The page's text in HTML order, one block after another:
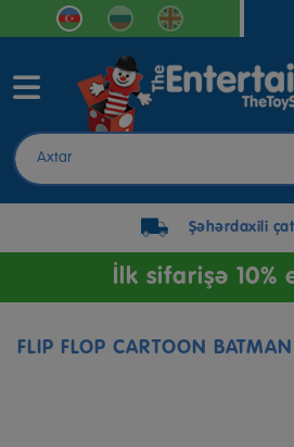
Şəhərdaxili
İlk sifarişə 10%
FLIP FLOP CARTOON